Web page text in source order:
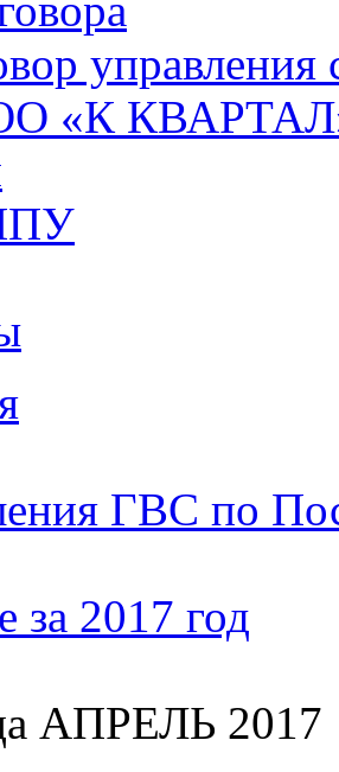
управления
«К
ГВС по
за 2017 год
АПРЕЛЬ 2017